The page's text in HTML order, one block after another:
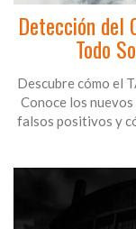
Detección del
Todo
Descubre cómo el
Conoce los
falsos positivos y